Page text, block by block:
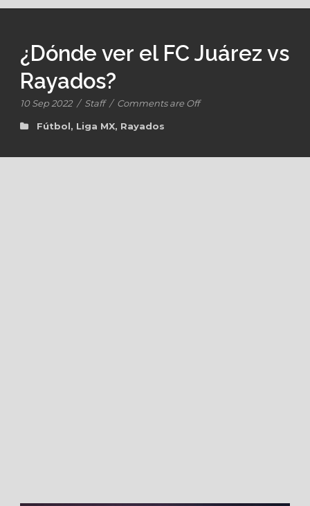
¿Dónde ver el FC Juárez vs
Rayados?
10 Sep 2022 / Staff / Comments are Off
Fútbol, Liga MX, Rayados